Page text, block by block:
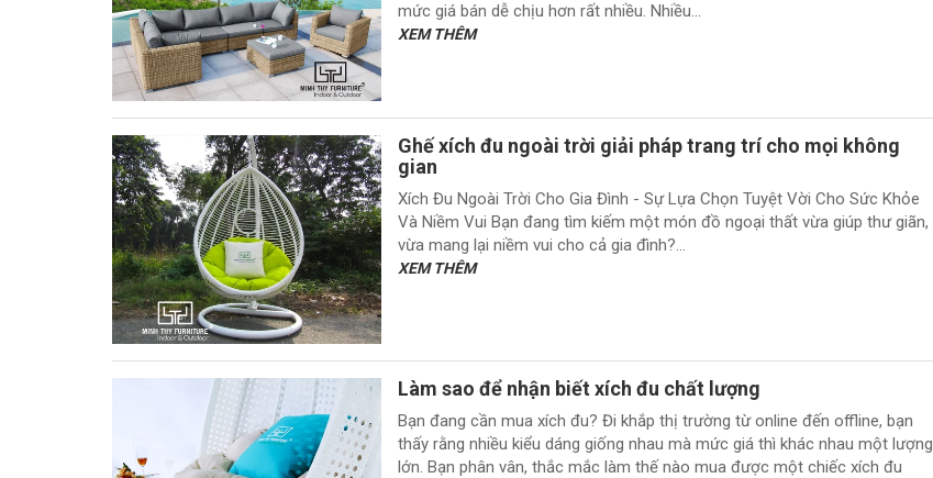
mức giá bán dễ chịu hơn rất nhiều. Nhiều...
XEM THÊM
Ghế xích đu ngoài trời giải pháp trang trí cho mọi không
gian
Xích Đu Ngoài Trời Cho Gia Đình - Sự Lựa Chọn Tuyệt Vời Cho Sức Khỏe
Và Niềm Vui Bạn đang tìm kiếm một món đồ ngoại thất vừa giúp thư giãn,
vừa mang lại niềm vui cho cả gia đình?...
XEM THÊM
Làm sao để nhận biết xích đu chất lượng
Bạn đang cần mua xích đu? Đi khắp thị trường từ online đến offline, bạn
thấy rằng nhiều kiểu dáng giống nhau mà mức giá thì khác nhau một lượng
lớn. Bạn phân vân, thắc mắc làm thế nào mua được một chiếc xích đu